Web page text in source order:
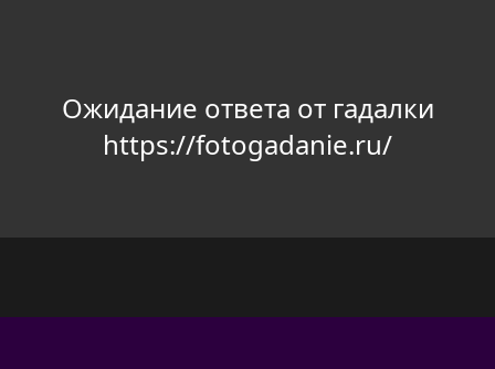
Ожидание ответа от гадалки
https://fotogadanie.ru/